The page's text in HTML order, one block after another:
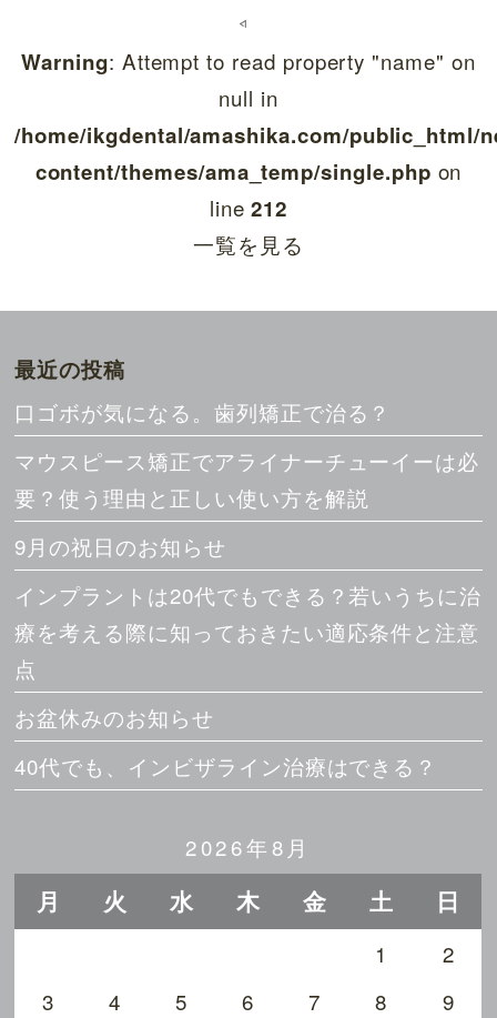
Warning: Attempt to read property "name" on
null in
/home/ikgdental/amashika.com/public_html/
content/themes/ama_temp/single.php on
line212
一覧を見る
最近の投稿
口ゴボが気になる。歯列矯正で治る？
マウスピース矯正でアライナーチューイーは必
要？使う理由と正しい使い方を解説
9月の祝日のお知らせ
インプラントは20代でもできる？若いうちに治
療を考える際に知っておきたい適応条件と注意
点
お盆休みのお知らせ
40代でも、インビザライン治療はできる？
2026年8月
月 火 水 木 金 土 日
1
2
3
4 5 6 7 8
9